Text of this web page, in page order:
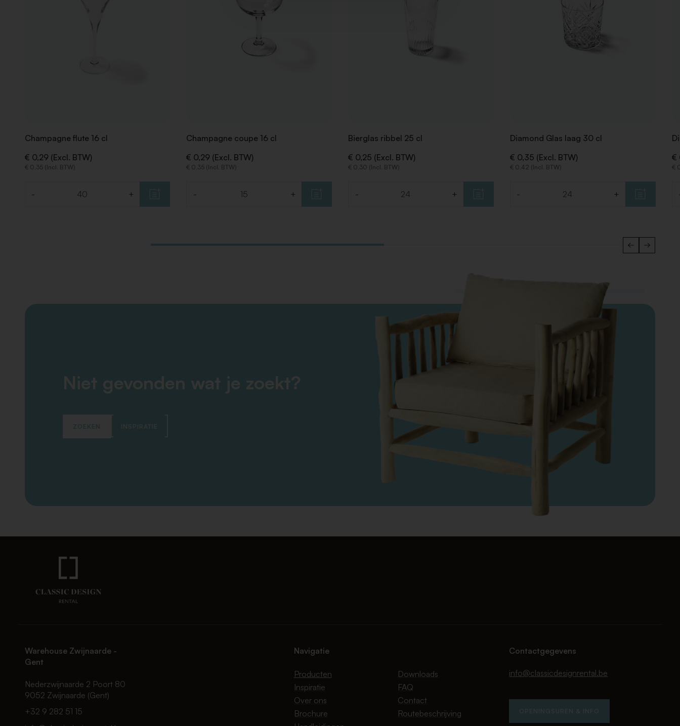
Champagne flute 16 cl
€ 0,29 (Excl. BTW)
€ 0,35 (Incl. BTW)
- +
Champagne coupe 16 cl
€ 0,29 (Excl. BTW)
€ 0,35 (Incl. BTW)
- +
Bierglas ribbel 25 cl
€ 0,25 (Excl. BTW)
€ 0,30 (Incl. BTW)
- +
Diamond Glas laag 30 cl
€ 0,35 (Excl. BTW)
€ 0,42 (Incl. BTW)
- +
€
€
Niet gevonden wat je zoekt?
ZOEKEN INSPIRATIE
Warehouse Zwijnaarde -
Gent
Nederzwijnaarde 2 Poort 80
9052 Zwijnaarde (Gent)
+32 9 282 51 15
Navigatie
Producten
Inspiratie
Over ons
Brochure
Downloads
FAQ
Contact
Routebeschrijving
Contactgegevens
info@classicdesignrental.be
OPENINGSUREN & INFO